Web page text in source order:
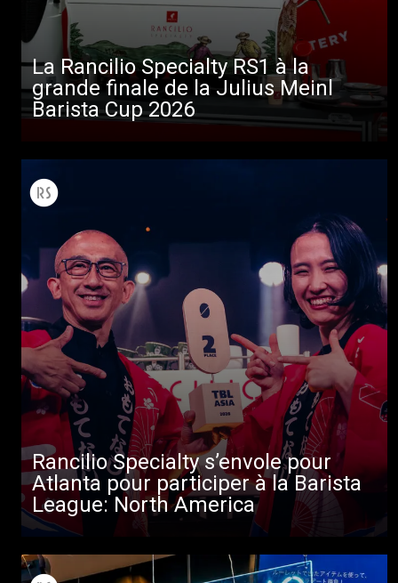
La Rancilio Specialty RS1 à la
grande finale de la Julius Meinl
Barista Cup 2026
Rancilio Specialty s’envole pour
Atlanta pour participer à la Barista
League: North America
Toutes